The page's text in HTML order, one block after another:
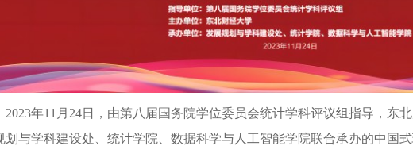
2023年11月24日，由第八届国务院学位委员会统计学科评议组指导，东
划与学科建设处、统计学院、数据科学与人工智能学院联合承办的中国